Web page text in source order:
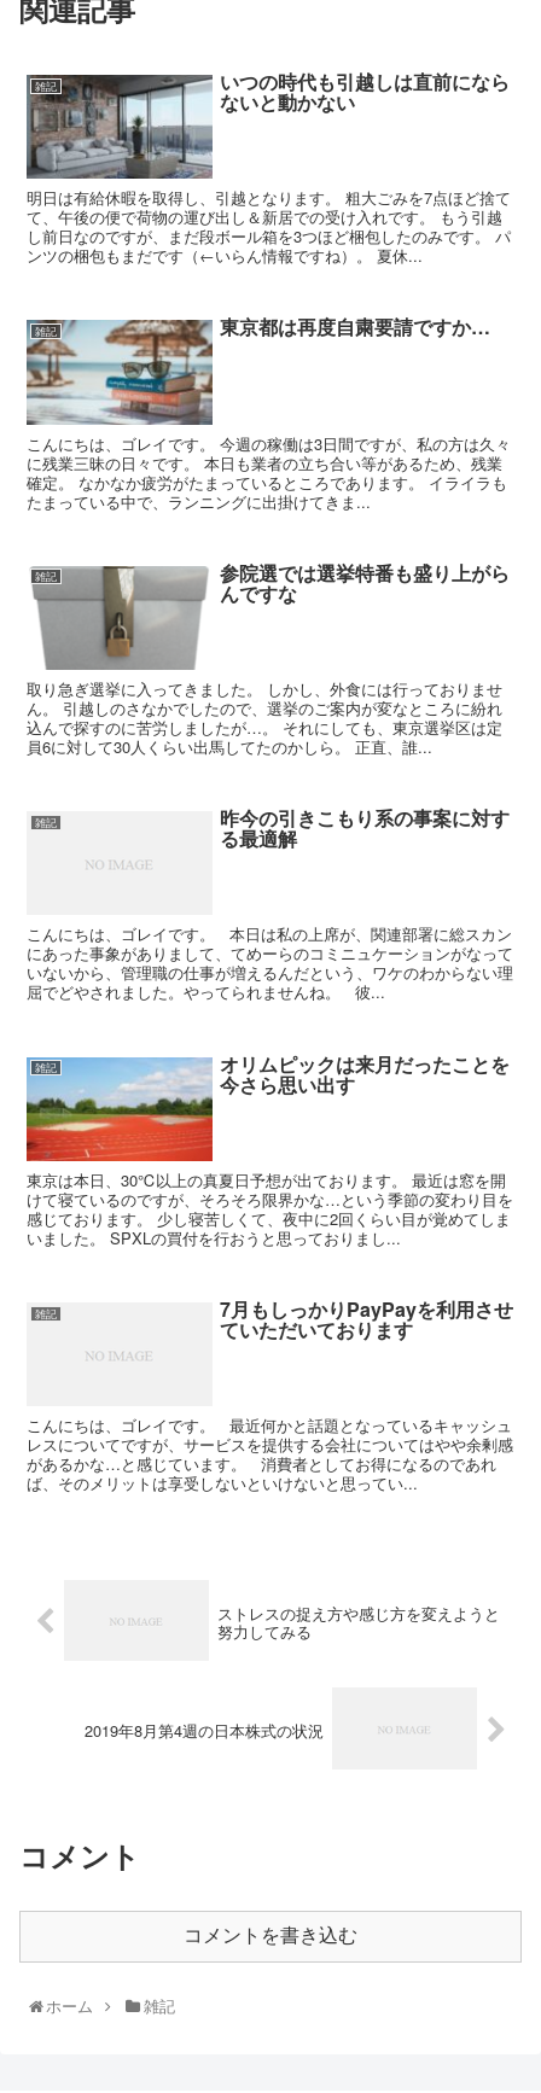
雑記 いつの時代も引越しは直前になら
ないと動かない
明日は有給休暇を取得し、引越となります。 粗大ごみを7点ほど捨て
て、午後の便で荷物の運び出し＆新居での受け入れです。 もう引越
し前日なのですが、まだ段ボール箱を3つほど梱包したのみです。 パ
ンツの梱包もまだです（←いらん情報ですね）。 夏休...
雑記 東京都は再度自粛要請ですか…
こんにちは、ゴレイです。 今週の稼働は3日間ですが、私の方は久々
に残業三昧の日々です。 本日も業者の立ち合い等があるため、残業
確定。 なかなか疲労がたまっているところであります。 イライラも
たまっている中で、ランニングに出掛けてきま...
雑記 参院選では選挙特番も盛り上がら
んですな
取り急ぎ選挙に入ってきました。 しかし、外食には行っておりませ
ん。 引越しのさなかでしたので、選挙のご案内が変なところに紛れ
込んで探すのに苦労しましたが…。 それにしても、東京選挙区は定
員6に対して30人くらい出馬してたのかしら。 正直、誰...
雑記 昨今の引きこもり系の事案に対す
る最適解
こんにちは、ゴレイです。 本日は私の上席が、関連部署に総スカン
にあった事象がありまして、てめーらのコミニュケーションがなって
いないから、管理職の仕事が増えるんだという、ワケのわからない理
屈でどやされました。やってられませんね。 彼...
雑記 オリムピックは来月だったことを
今さら思い出す
東京は本日、30℃以上の真夏日予想が出ております。 最近は窓を開
けて寝ているのですが、そろそろ限界かな…という季節の変わり目を
感じております。 少し寝苦しくて、夜中に2回くらい目が覚めてしま
いました。 SPXLの買付を行おうと思っておりまし...
雑記 7月もしっかりPayPayを利用させ
ていただいております
こんにちは、ゴレイです。 最近何かと話題となっているキャッシュ
レスについてですが、サービスを提供する会社についてはやや余剰感
があるかな…と感じています。 消費者としてお得になるのであれ
ば、そのメリットは享受しないといけないと思ってい...
ストレスの捉え方や感じ方を変えようと
努力してみる
2019年8月第4週の日本株式の状況
コメント
コメントを書き込む
ホーム 雑記